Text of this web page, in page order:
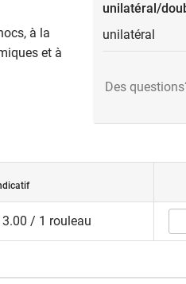
à la
et à
unilatéral/
unilatéral
Des
3.00 / 1 rouleau